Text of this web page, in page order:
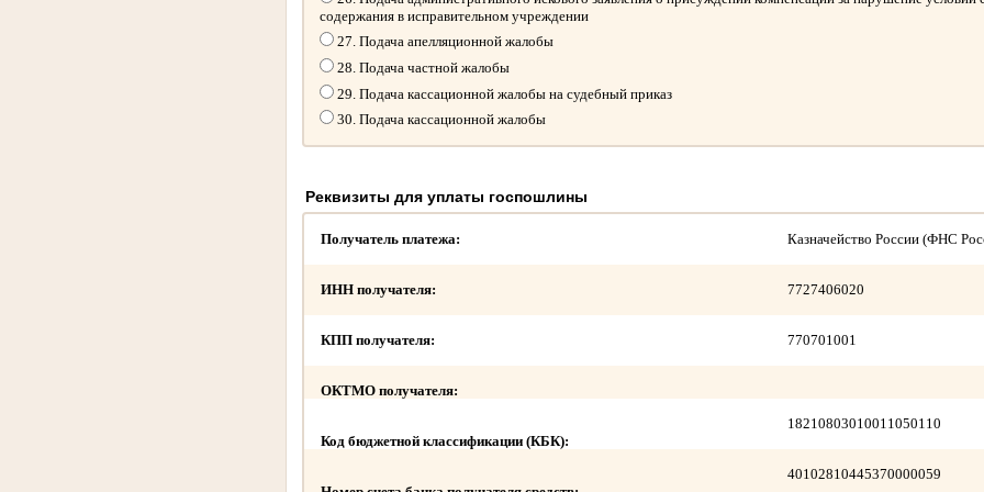
содержания в исправительном учреждении
27. Подача апелляционной жалобы
28. Подача частной жалобы
29. Подача кассационной жалобы на судебный приказ
30. Подача кассационной жалобы
Реквизиты для уплаты госпошлины
Получатель платежа: Казначейство России (ФНС
ИНН получателя: 7727406020
КПП получателя: 770701001
ОКТМО получателя:
Код бюджетной классификации (КБК):
18210803010011050110
40102810445370000059